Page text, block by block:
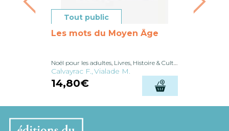
Tout public
Les mots du Moyen Âge
Noël pour les adultes Livres Histoire & Culture
Calvayrac F. Vialade M.
14,80€
Ajouter au panier